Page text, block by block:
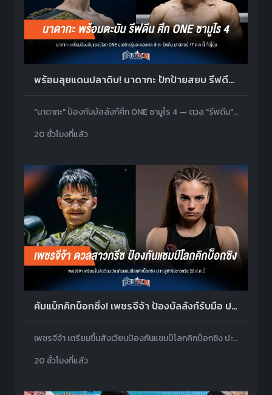
พร้อมลุยแดนปลาดิบ! นาดากะ ปักป้ายสยบ รีฟดีน ศึก ONE ซามูไร 4
"นาดากะ" ป้องกันบัลลังก์ศึก ONE ซามูไร 4 — ดวล "รีฟดีน" จอมบู๊มาเลเซีย หวังยืดสถิติไร้พ่าย 42 ไฟต์!
20 ชั่วโมงที่แล้ว
คัมแบ็กคิกบ็อกซิ่ง! เพชรจีจ้า ป้องบัลลังก์รับมือ ปริฟตี ยอดมวยกรีก
เพชรจีจ้า เตรียมขึ้นสังเวียนป้องกันแชมป์โลกคิกบ็อกซิง ปะทะผู้ท้าชิงชาวกรีซ 28 ส.ค.นี้
20 ชั่วโมงที่แล้ว